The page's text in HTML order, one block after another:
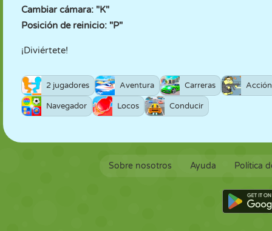
Cambiar cámara: "K"
Posición de reinicio: "P"
¡Diviértete!
2 jugadores Aventura Carreras Acción
Navegador Locos Conducir
Sobre nosotros Ayuda Política